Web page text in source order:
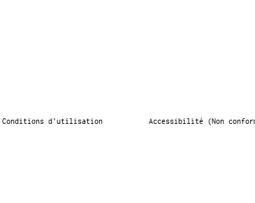
Conditions d’utilisation Accessibilité (Non